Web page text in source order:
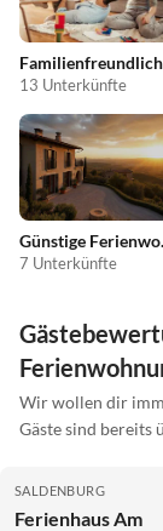
Familienfreundlich
13 Unterkünfte
7 Unterkünfte
Wir wollen dir
Gäste sind bereits
SALDENBURG
Ferienhaus Am